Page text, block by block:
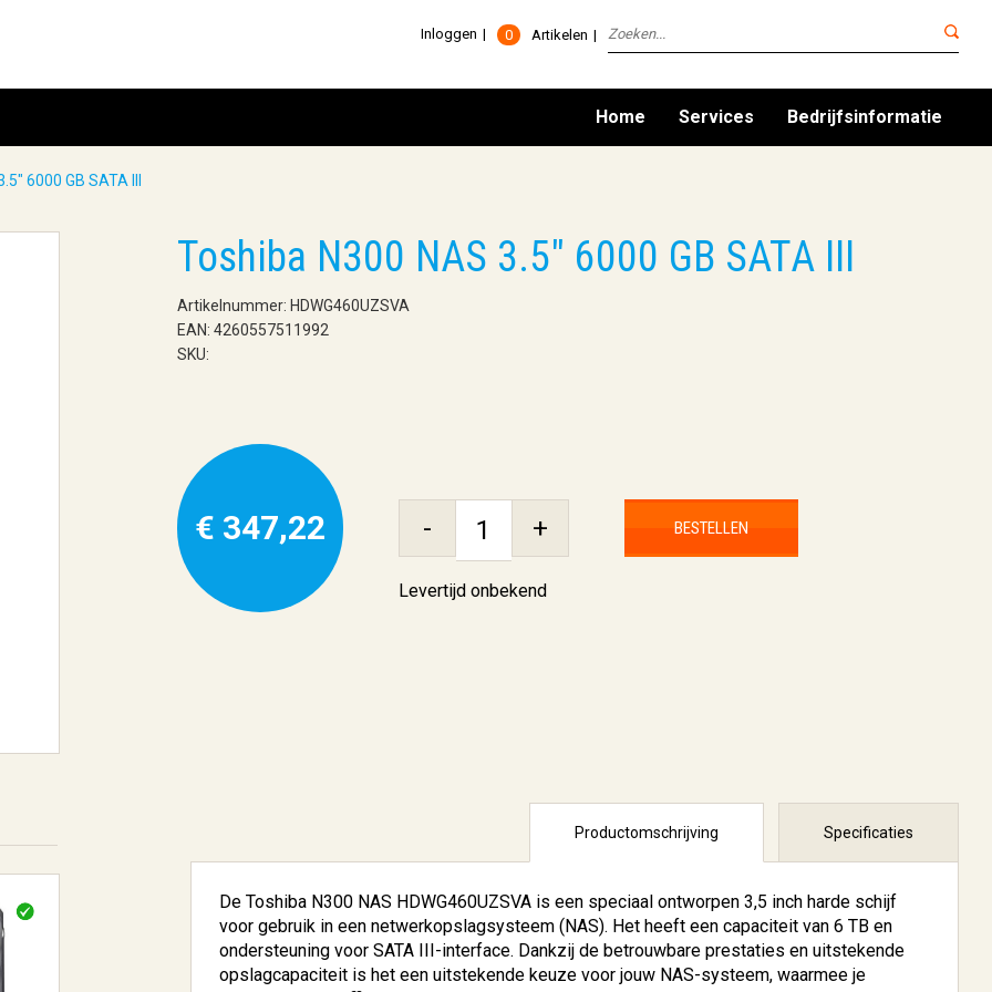
0 Artikelen
Inloggen
Home Services Bedrijfsinformatie
6000 GB SATA III
Toshiba N300 NAS 3.5" 6000 GB SATA III
Artikelnummer: HDWG460UZSVA
EAN: 4260557511992
SKU:
€ 347,22 - + BESTELLEN
Levertijd onbekend
Productomschrijving Specificaties
De Toshiba N300 NAS HDWG460UZSVA is een speciaal ontworpen 3,5 inch harde schijf
voor gebruik in een netwerkopslagsysteem (NAS). Het heeft een capaciteit van 6 TB en
ondersteuning voor SATA III-interface. Dankzij de betrouwbare prestaties en uitstekende
opslagcapaciteit is het een uitstekende keuze voor jouw NAS-systeem, waarmee je